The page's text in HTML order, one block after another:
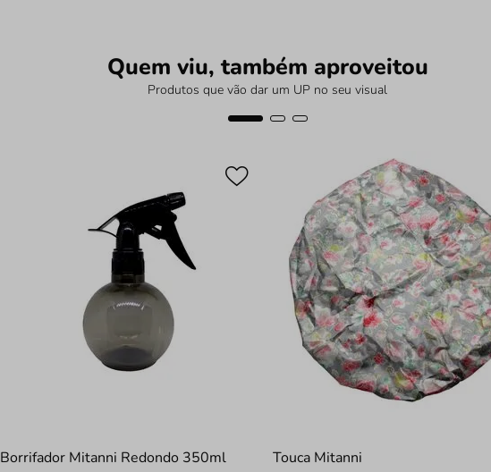
Quem viu, também aproveitou
Produtos que vão dar um UP no seu visual
Borrifador Mitanni Redondo 350ml Touca Mitanni